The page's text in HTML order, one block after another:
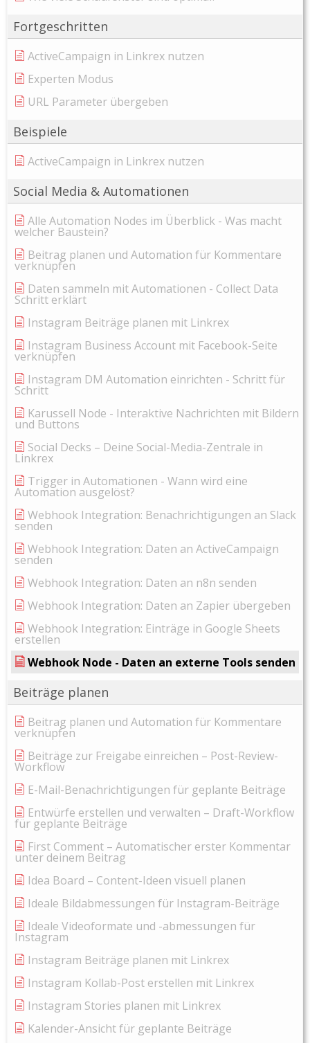
Fortgeschritten
ActiveCampaign in Linkrex nutzen
Experten Modus
URL Parameter übergeben
Beispiele
ActiveCampaign in Linkrex nutzen
Social Media & Automationen
Alle Automation Nodes im Überblick - Was macht
welcher Baustein?
Beitrag planen und Automation für Kommentare
verknüpfen
Daten sammeln mit Automationen - Collect Data
Schritt erklärt
Instagram Beiträge planen mit Linkrex
Instagram Business Account mit Facebook-Seite
verknüpfen
Instagram DM Automation einrichten - Schritt für
Schritt
Karussell Node - Interaktive Nachrichten mit Bildern
und Buttons
Social Decks – Deine Social-Media-Zentrale in
Linkrex
Trigger in Automationen - Wann wird eine
Automation ausgelöst?
Webhook Integration: Benachrichtigungen an Slack
senden
Webhook Integration: Daten an ActiveCampaign
senden
Webhook Integration: Daten an n8n senden
Webhook Integration: Daten an Zapier übergeben
Webhook Integration: Einträge in Google Sheets
erstellen
Webhook Node - Daten an externe Tools senden
Beiträge planen
Beitrag planen und Automation für Kommentare
verknüpfen
Beiträge zur Freigabe einreichen – Post-Review-
Workflow
E-Mail-Benachrichtigungen für geplante Beiträge
Entwürfe erstellen und verwalten – Draft-Workflow
für geplante Beiträge
First Comment – Automatischer erster Kommentar
unter deinem Beitrag
Idea Board – Content-Ideen visuell planen
Ideale Bildabmessungen für Instagram-Beiträge
Ideale Videoformate und -abmessungen für
Instagram
Instagram Beiträge planen mit Linkrex
Instagram Kollab-Post erstellen mit Linkrex
Instagram Stories planen mit Linkrex
Kalender-Ansicht für geplante Beiträge